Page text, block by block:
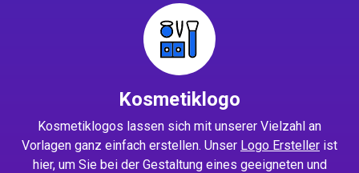
Kosmetiklogo
Kosmetiklogos lassen sich mit unserer Vielzahl an
Vorlagen ganz einfach erstellen. Unser Logo Ersteller ist
hier, um Sie bei der Gestaltung eines geeigneten und